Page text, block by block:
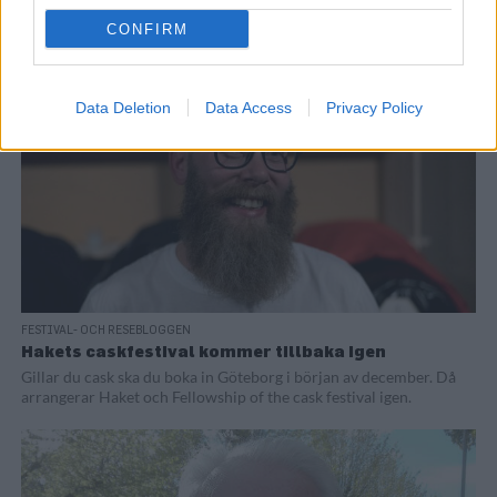
CONFIRM
Data Deletion Data Access Privacy Policy
Den ena festivalen efter den andra har bokat upp helgerna i höst.
Så här kommer en lista så att du inte missar...
FESTIVAL- OCH RESEBLOGGEN
Hakets caskfestival kommer tillbaka igen
Gillar du cask ska du boka in Göteborg i början av december. Då
arrangerar Haket och Fellowship of the cask festival igen.